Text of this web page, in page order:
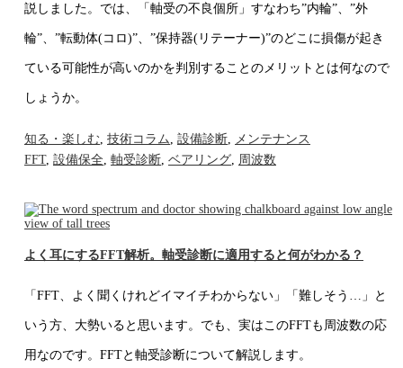
説しました。では、「軸受の不良個所」すなわち”内輪”、”外
輪”、”転動体(コロ)”、”保持器(リテーナー)”のどこに損傷が起き
ている可能性が高いのかを判別することのメリットとは何なので
しょうか。
知る・楽しむ 技術コラム 設備診断
メンテナンス
FFT, 設備保全 軸受診断 ベアリング 周波数
よく耳にするFFT解析。軸受診断に適用すると何がわかる？
「FFT、よく聞くけれどイマイチわからない」「難しそう…」と
いう方、大勢いると思います。でも、実はこのFFTも周波数の応
用なのです。FFTと軸受診断について解説します。